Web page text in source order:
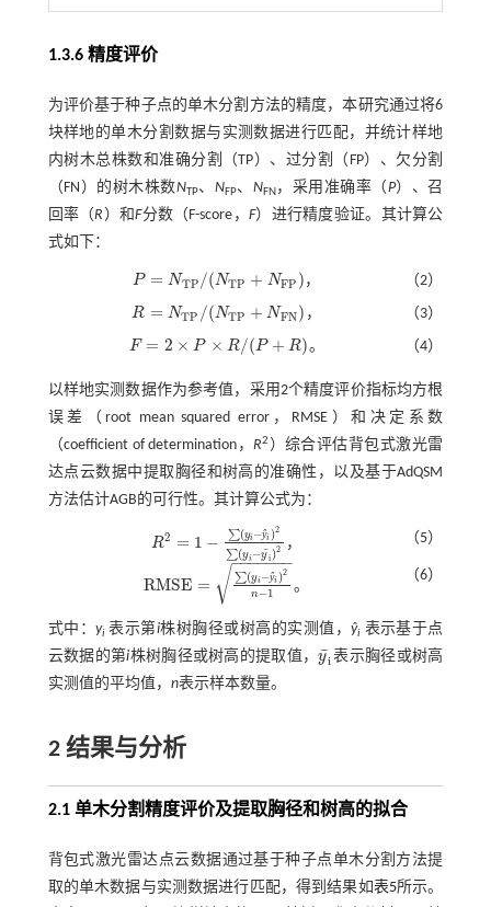
1.3.6 精度评价
为评价基于种子点的单木分割方法的精度，本研究通过将6
块样地的单木分割数据与实测数据进行匹配，并统计样地
内树木总株数和准确分割（TP）、过分割（FP）、欠分割
（FN）的树木株数NTP、 NFP、 NFN，采用准确率（P）、召
回率（R ）和F分数（F-score，F）进行精度验证。其计算公
式如下：
P = NTP /(NTP + NFP )
P= NT P/(NTP +NFP) ， （2）
R = NTP /(NTP + NFN)
R= NT P/(NT P +NFN) ， （3）
F = 2 × P × R/(P + R)
F= 2× P× R/ P+ R) 。 （4）
以样地实测数据作为参考值，采用2个精度评价指标均方根
误差（root mean squared error，RMSE）和决定系数
（coefficient of determination，R2 ）综合评估背包式激光雷
达点云数据中提取胸径和树高的准确性，以及基于AdQSM
方法估计AGB的可行性。其计算公式为：
R2 = 1 − ∑(yi−ŷi)2
∑(yi−y¯i)2
R2= 1-∑(y i-ŷ )2∑(yi-y¯i) 2， （5）
RMSE = ∑(yi−ŷi)2
n−1
− −
−−−−−
√
RMSE=∑ (yi ŷi) 2n-1 。
（6）
式中：yi 表示第i株树胸径或树高的实测值，ŷi 表示基于点
云数据的第i株树胸径或树高的提取值，y
¯i
y¯ i表示胸径或树高
实测值的平均值， n表示样本数量。
2 结果与分析
2.1 单木分割精度评价及提取胸径和树高的拟合
背包式激光雷达点云数据通过基于种子点单木分割方法提
取的单木数据与实测数据进行匹配，得到结果如表5所示。